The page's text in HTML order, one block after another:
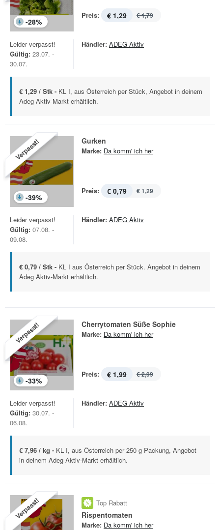
-28%
Preis: € 1,29 € 1,79
Leider verpasst!
Gültig: 23.07. -
30.07.
Händler: ADEG Aktiv
€ 1,29 / Stk - KL I, aus Österreich per Stück, Angebot in deinem
Adeg Aktiv-Markt erhältlich.
Verpasst!
-39%
Gurken
Marke: Da komm' ich her
Preis: € 0,79 € 1,29
Leider verpasst!
Gültig: 07.08. -
09.08.
Händler: ADEG Aktiv
€ 0,79 / Stk - KL I aus Österreich per Stück. Angebot in deinem
Adeg Aktiv-Markt erhältlich.
Verpasst!
-33%
Cherrytomaten Süße Sophie
Marke: Da komm' ich her
Preis: € 1,99 € 2,99
Leider verpasst!
Gültig: 30.07. -
06.08.
Händler: ADEG Aktiv
€ 7,96 / kg - KL I, aus Österreich per 250 g Packung, Angebot
in deinem Adeg Aktiv-Markt erhältlich.
Verpasst! Top Rabatt
Rispentomaten
Marke: Da komm' ich her